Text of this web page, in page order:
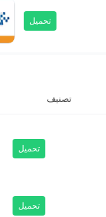
تحميل
تصنيف
تحميل
تحميل